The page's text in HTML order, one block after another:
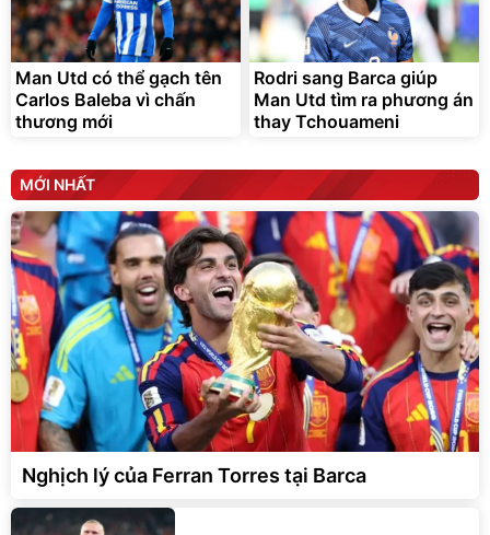
Man Utd có thể gạch tên
Carlos Baleba vì chấn
thương mới
Rodri sang Barca giúp
Man Utd tìm ra phương án
thay Tchouameni
MỚI NHẤT
Nghịch lý của Ferran Torres tại Barca